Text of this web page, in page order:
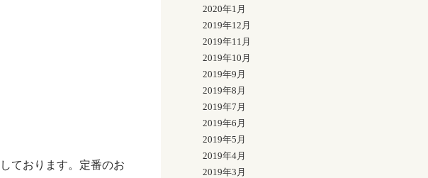
ております。定番のお
2020年1月
2019年12月
2019年11月
2019年10月
2019年9月
2019年8月
2019年7月
2019年6月
2019年5月
2019年4月
2019年3月